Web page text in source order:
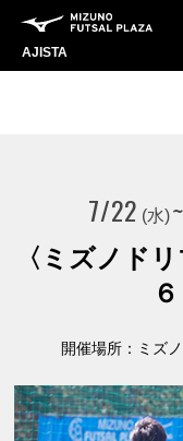
AJISTA
7/22 (水)~
〈ミズノド
開催場所：ミズ